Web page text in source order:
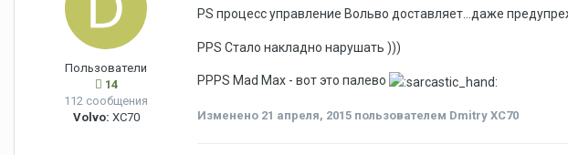
Пользователи
14
112 сообщения
Volvo: XC70
PS процесс управление Вольво доставляет...даже
PPS Стало накладно нарушать )))
PPPS Mad Max - вот это палево
Изменено 21 апреля, 2015 пользователем Dmitry XC70